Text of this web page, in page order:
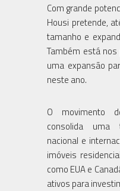
Com grande
Housi pretende,
tamanho e
Também está
uma expansão
neste ano.
O movimento
consolida uma
nacional e
imóveis
como EUA e
ativos para